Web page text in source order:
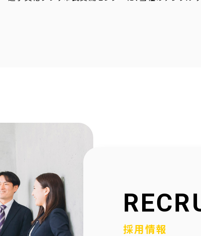
NPO法人様と協働でエンディングノートを制作いたし
官民協働事業として「佐用町エンディングノート」を制
採用情報